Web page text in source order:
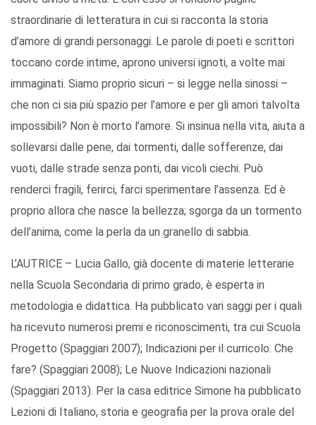
straordinarie di letteratura in cui si racconta la storia
d’amore di grandi personaggi. Le parole di poeti e scrittori
toccano corde intime, aprono universi ignoti, a volte mai
immaginati. Siamo proprio sicuri – si legge nella sinossi –
che non ci sia più spazio per l’amore e per gli amori talvolta
impossibili? Non è morto l’amore. Si insinua nella vita, aiuta a
sollevarsi dalle pene, dai tormenti, dalle sofferenze, dai
vuoti, dalle strade senza ponti, dai vicoli ciechi. Può
renderci fragili, ferirci, farci sperimentare l’assenza. Ed è
proprio allora che nasce la bellezza; sgorga da un tormento
dell’anima, come la perla da un granello di sabbia.
L’AUTRICE – Lucia Gallo, già docente di materie letterarie
nella Scuola Secondaria di primo grado, è esperta in
metodologia e didattica. Ha pubblicato vari saggi per i quali
ha ricevuto numerosi premi e riconoscimenti, tra cui Scuola
Progetto (Spaggiari 2007); Indicazioni per il curricolo. Che
fare? (Spaggiari 2008); Le Nuove Indicazioni nazionali
(Spaggiari 2013). Per la casa editrice Simone ha pubblicato
Lezioni di Italiano, storia e geografia per la prova orale del